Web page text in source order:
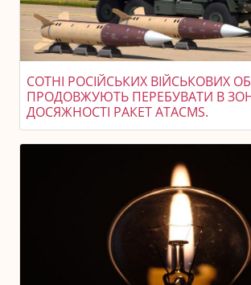
СОТНІ РОСІЙСЬКИХ ВІЙСЬКОВИХ
ПРОДОВЖУЮТЬ ПЕРЕБУВАТИ В
ДОСЯЖНОСТІ РАКЕТ ATACMS.